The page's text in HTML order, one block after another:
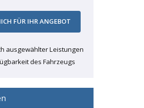
ausgewählter Leistungen
des Fahrzeugs